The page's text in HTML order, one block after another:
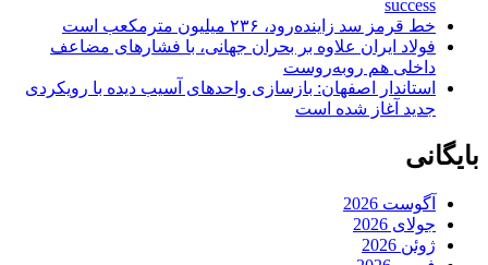
success
خط قرمز سد زاینده‌رود، ۲۳۶ میلیون مترمکعب است
فولاد ایران علاوه بر بحران جهانی، با فشارهای مضاعف
داخلی هم روبه‌روست
استاندار اصفهان: بازسازی واحدهای آسیب دیده با رویکردی
جدید آغاز شده است
بایگانی
آگوست 2026
جولای 2026
ژوئن 2026